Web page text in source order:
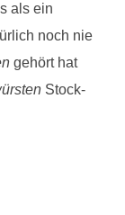
als ein
noch nie
gehört hat
Stock-